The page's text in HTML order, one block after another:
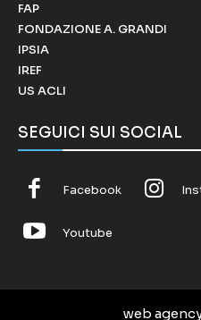
FAP
FONDAZIONE A. GRANDI
IPSIA
IREF
US ACLI
SEGUICI SUI SOCIAL
Facebook
Youtube
web